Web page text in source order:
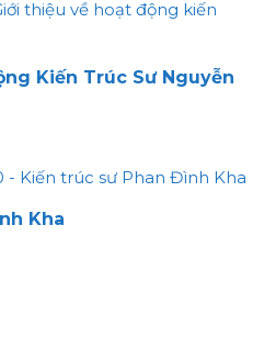
Kiến Trúc Sư Nguyễn
Kha